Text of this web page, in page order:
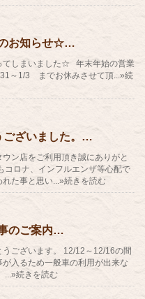
お知らせ☆…
てしまいました☆ 年末年始の営業
～1/3 までお休みさせて頂...»続
ございました。…
ン店をご利用頂き誠にありがと
コロナ、インフルエンザ等心配で
た事と思い...»続きを読む
のご案内…
ございます。 12/12～12/16の間
入るため一般車の利用が出来な
...»続きを読む